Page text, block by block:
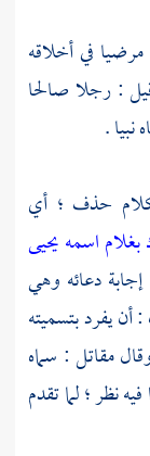
في أخلاقه
: رجلا صالحا
نبيا .
حذف ؛ أي
بغلام اسمه يحيى
دعائه وهي
أن يفرد بتسميته
مقاتل: سماه
نظر ؛ لما تقدم